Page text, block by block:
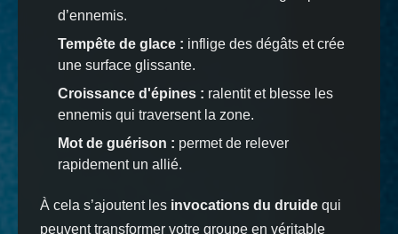
d’ennemis.
Tempête de glace : inflige des dégâts et crée
une surface glissante.
Croissance d'épines : ralentit et blesse les
ennemis qui traversent la zone.
Mot de guérison : permet de relever
rapidement un allié.
À cela s’ajoutent les invocations du druide qui
peuvent transformer votre groupe en véritable